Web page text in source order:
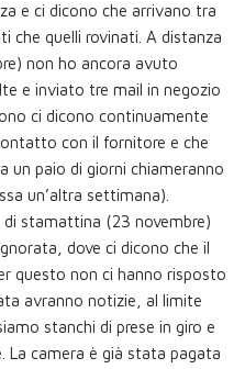
e ci dicono che arrivano tra
che quelli rovinati. A distanza
non ho ancora avuto
e inviato tre mail in negozio
ci dicono continuamente
con il fornitore e che
un paio di giorni chiameranno
un’altra settimana).
stamattina (23 novembre)
dove ci dicono che il
questo non ci hanno risposto
avranno notizie, al limite
stanchi di prese in giro e
La camera è già stata pagata